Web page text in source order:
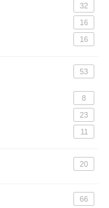
32
16
16
53
8
23
11
20
66